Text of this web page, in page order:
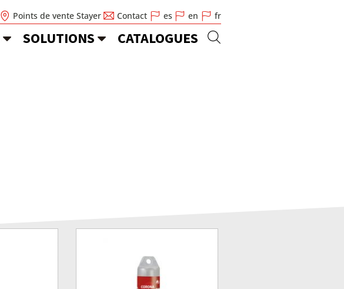
Points de vente Stayer Contact es en fr
SOLUTIONS CATALOGUES